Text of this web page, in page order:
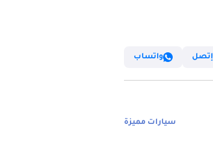
إتصل واتساب
سيارات مميزة